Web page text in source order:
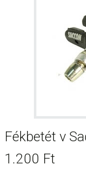
Fékbetét v
1.200 Ft